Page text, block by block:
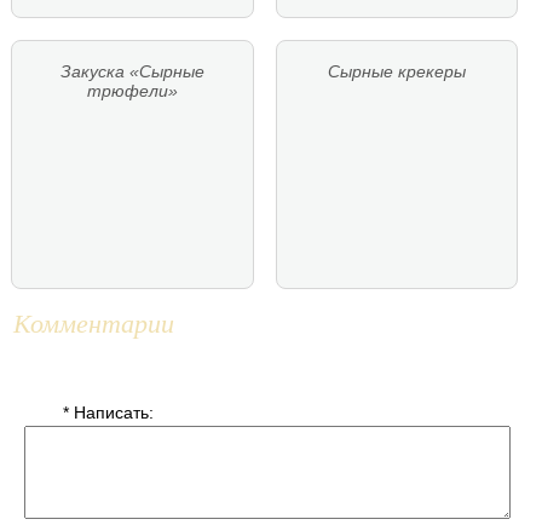
Закуска «Сырные
трюфели»
Сырные крекеры
Комментарии
* Написать: